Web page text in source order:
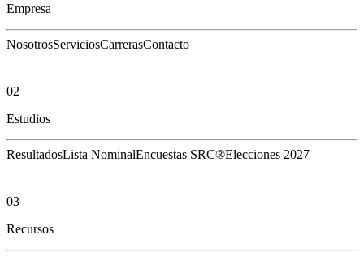
Empresa
NosotrosServiciosCarrerasContacto
02
Estudios
ResultadosLista NominalEncuestas SRC®Elecciones 2027
03
Recursos